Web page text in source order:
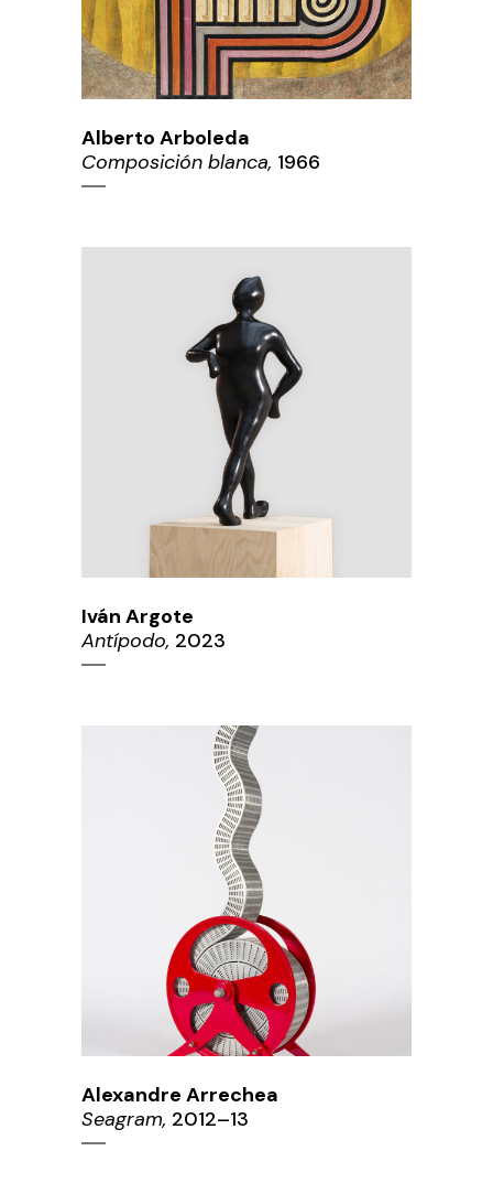
Alberto Arboleda
Composición blanca, 1966
Iván Argote
Antípodo, 2023
Alexandre Arrechea
Seagram, 2012–13